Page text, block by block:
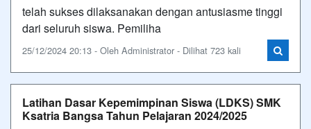
telah sukses dilaksanakan dengan antusiasme tinggi
dari seluruh siswa. Pemiliha
25/12/2024 20:13 - Oleh Administrator - Dilihat 723 kali
Latihan Dasar Kepemimpinan Siswa (LDKS) SMK
Ksatria Bangsa Tahun Pelajaran 2024/2025